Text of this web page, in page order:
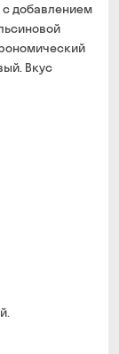
добавлением
Вкус